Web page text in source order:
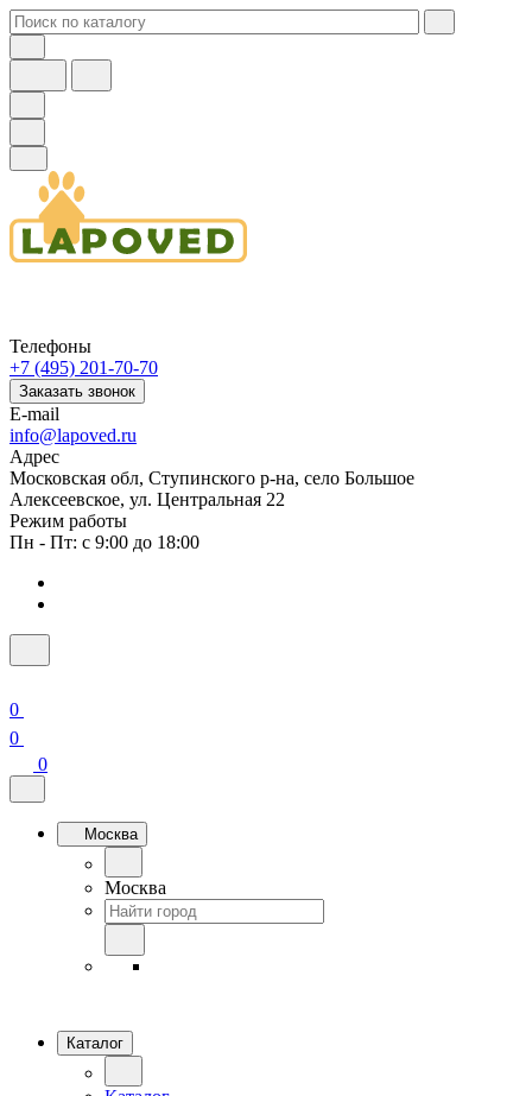
Телефоны
+7 (495) 201-70-70
Заказать звонок
E-mail
info@lapoved.ru
Адрес
Московская обл, Ступинского р-на, село Большое
Алексеевское, ул. Центральная 22
Режим работы
Пн - Пт: с 9:00 до 18:00
0
0
0
Москва
Москва
Каталог